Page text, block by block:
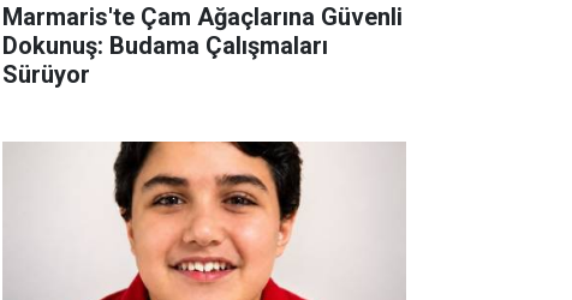
Marmaris'te Çam Ağaçlarına Güvenli
Dokunuş: Budama Çalışmaları
Sürüyor